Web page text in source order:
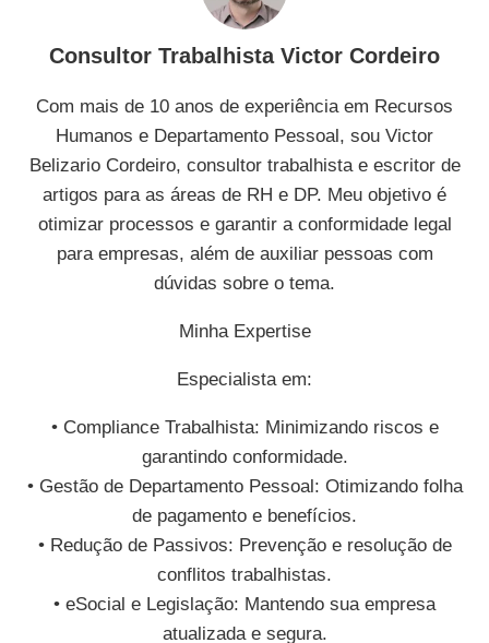
Consultor Trabalhista Victor Cordeiro
Com mais de 10 anos de experiência em Recursos
Humanos e Departamento Pessoal, sou Victor
Belizario Cordeiro, consultor trabalhista e escritor de
artigos para as áreas de RH e DP. Meu objetivo é
otimizar processos e garantir a conformidade legal
para empresas, além de auxiliar pessoas com
dúvidas sobre o tema.
Minha Expertise
Especialista em:
• Compliance Trabalhista: Minimizando riscos e
garantindo conformidade.
• Gestão de Departamento Pessoal: Otimizando folha
de pagamento e benefícios.
• Redução de Passivos: Prevenção e resolução de
conflitos trabalhistas.
• eSocial e Legislação: Mantendo sua empresa
atualizada e segura.